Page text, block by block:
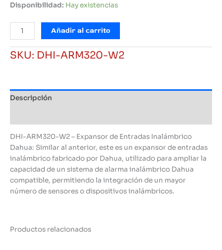
Disponibilidad: Hay existencias
Expansor
de
Entradas
Inalámbrico
Añadir al carrito
SKU: DHI-ARM320-W2
Descripción
DHI-ARM320-W2 – Expansor de Entradas Inalámbrico
Dahua: Similar al anterior, este es un expansor de entradas
inalámbrico fabricado por Dahua, utilizado para ampliar la
capacidad de un sistema de alarma inalámbrico Dahua
compatible, permitiendo la integración de un mayor
número de sensores o dispositivos inalámbricos.
Productos relacionados